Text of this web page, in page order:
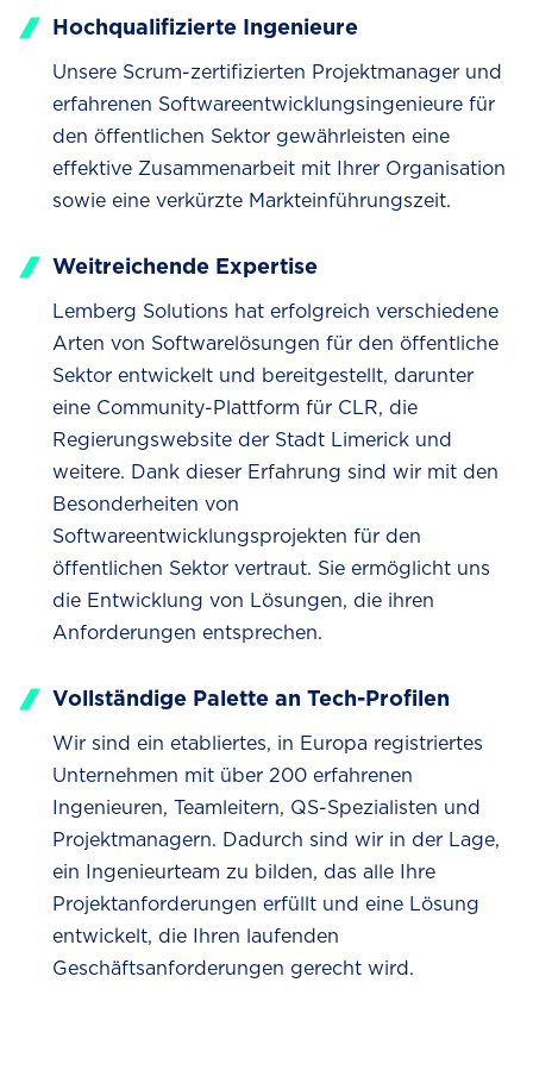
Hochqualifizierte Ingenieure
Unsere Scrum-zertifizierten Projektmanager und
erfahrenen Softwareentwicklungsingenieure für
den öffentlichen Sektor gewährleisten eine
effektive Zusammenarbeit mit Ihrer Organisation
sowie eine verkürzte Markteinführungszeit.
Weitreichende Expertise
Lemberg Solutions hat erfolgreich verschiedene
Arten von Softwarelösungen für den öffentliche
Sektor entwickelt und bereitgestellt, darunter
eine Community-Plattform für CLR, die
Regierungswebsite der Stadt Limerick und
weitere. Dank dieser Erfahrung sind wir mit den
Besonderheiten von
Softwareentwicklungsprojekten für den
öffentlichen Sektor vertraut. Sie ermöglicht uns
die Entwicklung von Lösungen, die ihren
Anforderungen entsprechen.
Vollständige Palette an Tech-Profilen
Wir sind ein etabliertes, in Europa registriertes
Unternehmen mit über 200 erfahrenen
Ingenieuren, Teamleitern, QS-Spezialisten und
Projektmanagern. Dadurch sind wir in der Lage,
ein Ingenieurteam zu bilden, das alle Ihre
Projektanforderungen erfüllt und eine Lösung
entwickelt, die Ihren laufenden
Geschäftsanforderungen gerecht wird.